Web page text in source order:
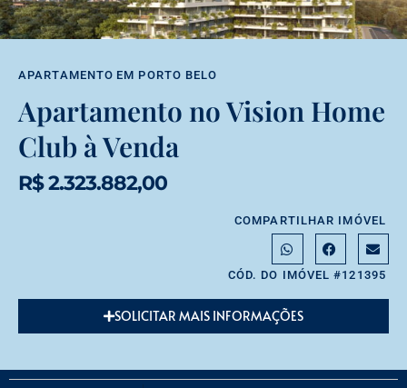
APARTAMENTO EM PORTO BELO
Apartamento no Vision Home
Club à Venda
R$ 2.323.882,00
COMPARTILHAR IMÓVEL
CÓD. DO IMÓVEL #121395
SOLICITAR MAIS INFORMAÇÕES